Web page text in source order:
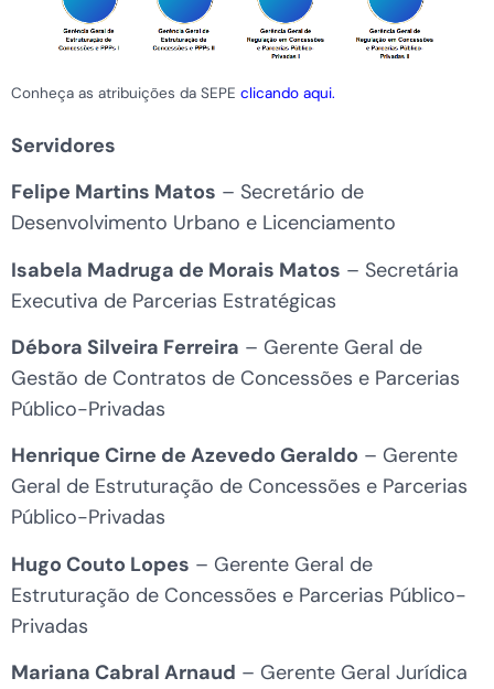
Conheça as atribuições da SEPE clicando aqui.
Servidores
Felipe Martins Matos – Secretário de
Desenvolvimento Urbano e Licenciamento
Isabela Madruga de Morais Matos – Secretária
Executiva de Parcerias Estratégicas
Débora Silveira Ferreira – Gerente Geral de
Gestão de Contratos de Concessões e Parcerias
Público-Privadas
Henrique Cirne de Azevedo Geraldo – Gerente
Geral de Estruturação de Concessões e Parcerias
Público-Privadas
Hugo Couto Lopes – Gerente Geral de
Estruturação de Concessões e Parcerias Público-
Privadas
Mariana Cabral Arnaud – Gerente Geral Jurídica